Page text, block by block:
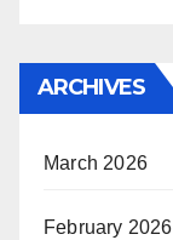
ARCHIVES
March 2026
February 2026